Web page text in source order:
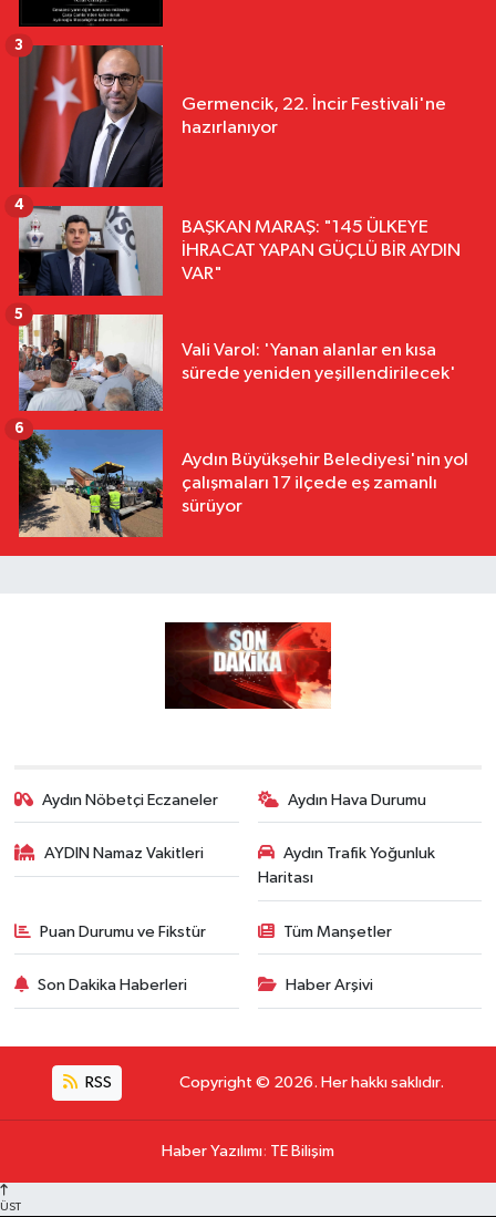
Germencik, 22. İncir Festivali'ne
hazırlanıyor
3
BAŞKAN MARAŞ: "145 ÜLKEYE
İHRACAT YAPAN GÜÇLÜ BİR AYDIN
VAR"
4
Vali Varol: 'Yanan alanlar en kısa
sürede yeniden yeşillendirilecek'
5
Aydın Büyükşehir Belediyesi'nin yol
çalışmaları 17 ilçede eş zamanlı
sürüyor
6
Aydın Nöbetçi Eczaneler Aydın Hava Durumu
AYDIN Namaz Vakitleri
Aydın Trafik Yoğunluk
Haritası
Puan Durumu ve Fikstür Tüm Manşetler
Son Dakika Haberleri Haber Arşivi
RSS Copyright © 2026. Her hakkı saklıdır.
Haber Yazılımı: TE Bilişim
ÜST